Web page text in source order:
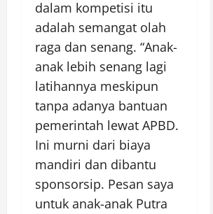
dalam kompetisi itu
adalah semangat olah
raga dan senang. “Anak-
anak lebih senang lagi
latihannya meskipun
tanpa adanya bantuan
pemerintah lewat APBD.
Ini murni dari biaya
mandiri dan dibantu
sponsorsip. Pesan saya
untuk anak-anak Putra